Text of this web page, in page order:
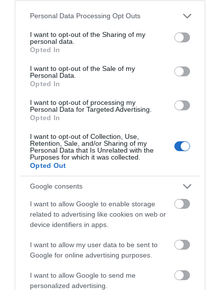
Please note that this website/app uses one or more Google
not limited to your visit or usage behaviour. You may click to
grant or deny consent to Google and its third-party tags to
use your data for below specified purposes in below Google
consent section.
Personal Data Processing Opt Outs
I want to opt-out of the Sharing of my
personal data.
Opted In
I want to opt-out of the Sale of my
Personal Data.
Opted In
I want to opt-out of processing my
Personal Data for Targeted Advertising.
Opted In
I want to opt-out of Collection, Use,
Retention, Sale, and/or Sharing of my
Personal Data that Is Unrelated with the
Purposes for which it was collected.
Opted Out
Google consents
I want to allow Google to enable storage
related to advertising like cookies on web or
device identifiers in apps.
I want to allow my user data to be sent to
Google for online advertising purposes.
I want to allow Google to send me
personalized advertising.
07.08.2026 | 20:20
Δείτε τι έκανε Δήμος της Εύβοιας
για τις φωτιές
07.08.2026 | 20:00
σύγκρουση αυτοκινήτου με
φορτηγό
Ράγισαν καρδιές στην Εύβοια: Το
τελευταίο «αντίο» στον 36χρονο
επιχειρηματία
Νέο επίδομα 600 ευρώ για
σπουδαστές: Οι δικαιούχοι
07.08.2026 | 19:00
Αυτός ο δήμος της Εύβοιας πάει
στα δικαστήρια για τις
ανεμογεννήτριες
07.08.2026 | 18:40
Μεγάλο πανηγύρι στην
Εύβοια: Πλημμύρισε με
κόσμο η Φαράκλα
Εύβοια: Ηχηρό μήνυμα
πέντε χρόνια μετά τη
Εύβοια: Γυναίκα έπεσε
θύμα διαδικτυακής
απάτης – Πλήρωσε για
τρακτέρ που δεν
παρέλαβε
Τραγωδία στην Εύβοια:
Άνδρας ανασύρθηκε
χωρίς τις αισθήσεις του
από τη θάλασσα